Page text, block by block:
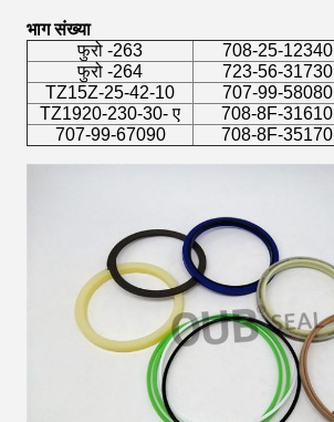
भाग संख्या
फुरो -263
708-25-12340
फुरो -264
723-56-31730
TZ15Z-25-42-10
707-99-58080
TZ1920-230-30- ए
708-8F-31610
707-99-67090
708-8F-35170